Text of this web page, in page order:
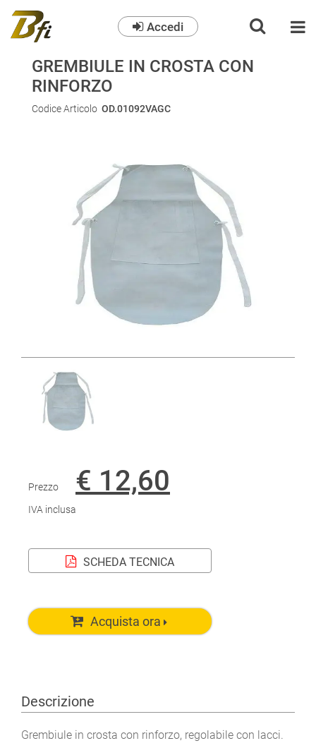
Accedi
GREMBIULE IN CROSTA CON
RINFORZO
Codice Articolo OD.01092VAGC
Prezzo € 12,60
IVA inclusa
SCHEDA TECNICA
Acquista ora
Descrizione
Grembiule in crosta con rinforzo, regolabile con lacci.